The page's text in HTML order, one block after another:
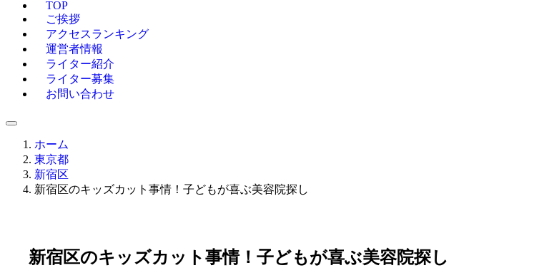
TOP
ご挨拶
アクセスランキング
運営者情報
ライター紹介
ライター募集
お問い合わせ
ホーム
東京都
新宿区
新宿区のキッズカット事情！子どもが喜ぶ美容院探し
新宿区のキッズカット事情！子どもが喜ぶ美容院探し